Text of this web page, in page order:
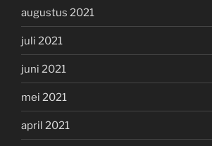
augustus 2021
juli 2021
juni 2021
mei 2021
april 2021